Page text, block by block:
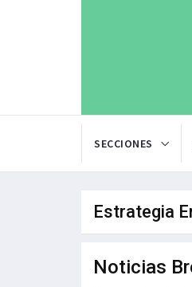
SECCIONES
Estrategia
Noticias